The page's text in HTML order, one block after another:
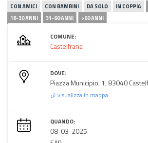
CON AMICI CON BAMBINI DA SOLO IN COPPIA
18-30 ANNI
31-60 ANNI >60 ANNI
COMUNE:
Castelfranci
DOVE:
Piazza Municipio, 1, 83040
visualizza in mappa
QUANDO:
08-03-2025